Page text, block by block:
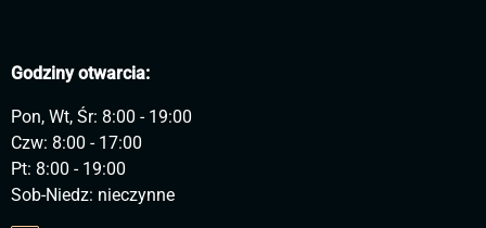
Godziny otwarcia:
Pon, Wt, Śr: 8:00 - 19:00
Czw: 8:00 - 17:00
Pt: 8:00 - 19:00
Sob-Niedz: nieczynne